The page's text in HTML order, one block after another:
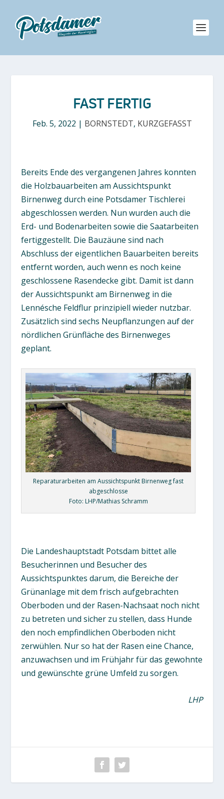
FAST FERTIG
Feb. 5, 2022 | BORNSTEDT, KURZGEFASST
Bereits Ende des vergangenen Jahres konnten
die Holzbauarbeiten am Aussichtspunkt
Birnenweg durch eine Potsdamer Tischlerei
abgeschlossen werden. Nun wurden auch die
Erd- und Bodenarbeiten sowie die Saatarbeiten
fertiggestellt. Die Bauzäune sind nach
Abschluss der eigentlichen Bauarbeiten bereits
entfernt worden, auch wenn es noch keine
geschlossene Rasendecke gibt. Damit ist dann
der Aussichtspunkt am Birnenweg in die
Lennésche Feldflur prinzipiell wieder nutzbar.
Zusätzlich sind sechs Neupflanzungen auf der
nördlichen Grünfläche des Birnenweges
geplant.
Reparaturarbeiten am Aussichtspunkt Birnenweg fast
abgeschlosse
Foto: LHP/Mathias Schramm
Die Landeshauptstadt Potsdam bittet alle
Besucherinnen und Besucher des
Aussichtspunktes darum, die Bereiche der
Grünanlage mit dem frisch aufgebrachten
Oberboden und der Rasen-Nachsaat noch nicht
zu betreten und sicher zu stellen, dass Hunde
den noch empfindlichen Oberboden nicht
zerwühlen. Nur so hat der Rasen eine Chance,
anzuwachsen und im Frühjahr für das gewohnte
und gewünschte grüne Umfeld zu sorgen.
LHP